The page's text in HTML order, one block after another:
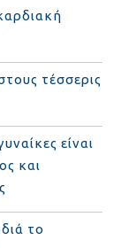
τέσσερις
είναι
και
το